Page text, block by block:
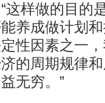
这样做的目的
养成做计划
性因素之一
的周期规律
无穷。”